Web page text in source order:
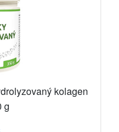
kolagen
g